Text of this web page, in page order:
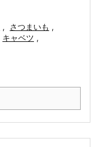
, さつまいも ,
キャベツ ,